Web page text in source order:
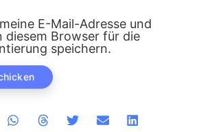
E-Mail-Adresse und
diesem Browser für die
speichern.